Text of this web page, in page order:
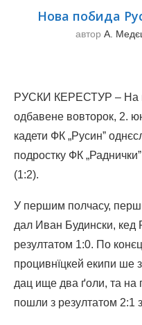
Нова побида
автор А.
РУСКИ КЕРЕСТУР – На
одбавене вовторок, 2.
кадети ФК „Русинˮ
подростку ФК
(1:2).
У першим полчасу,
дал Иван Будински, кед
резултатом 1:0. По
процивнїцкей екипи ше
дац ище два ґоли, та
пошли з резултатом 2:1